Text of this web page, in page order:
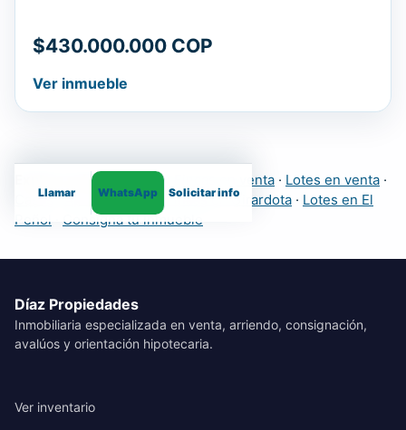
$430.000.000 COP
Ver inmueble
Llamar WhatsApp Solicitar info
Explora más inmuebles: Fincas en venta · Lotes en venta ·
Casas·Apartamentos· Fincas en Girardota · Lotes en El
Peñol
Consigna tu inmueble
Díaz Propiedades
Inmobiliaria especializada en venta, arriendo, consignación,
avalúos y orientación hipotecaria.
Ver inventario